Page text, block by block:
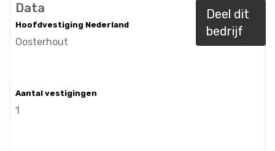
Data
Hoofdvestiging Nederland
Oosterhout
Aantal vestigingen
1
Deel dit
bedrijf